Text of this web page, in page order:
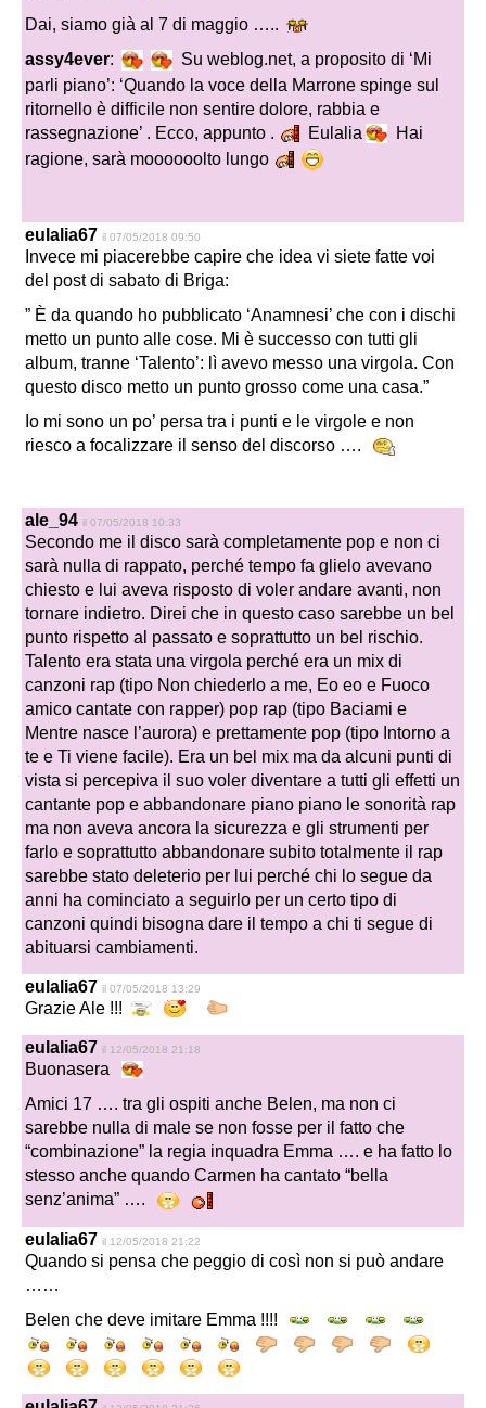
Dai, siamo già al 7 di maggio …..
assy4ever:
Su weblog.net, a proposito di ‘Mi
parli piano’: ‘Quando la voce della Marrone spinge sul
ritornello è difficile non sentire dolore, rabbia e
rassegnazione’ . Ecco, appunto .
Eulalia
Hai
ragione, sarà moooooolto lungo
eulalia67 il 07/05/2018 09:50
Invece mi piacerebbe capire che idea vi siete fatte voi
del post di sabato di Briga:
” È da quando ho pubblicato ‘Anamnesi’ che con i dischi
metto un punto alle cose. Mi è successo con tutti gli
album, tranne ‘Talento’: lì avevo messo una virgola. Con
questo disco metto un punto grosso come una casa.”
Io mi sono un po’ persa tra i punti e le virgole e non
riesco a focalizzare il senso del discorso ….
ale_94 il 07/05/2018 10:33
Secondo me il disco sarà completamente pop e non ci
sarà nulla di rappato, perché tempo fa glielo avevano
chiesto e lui aveva risposto di voler andare avanti, non
tornare indietro. Direi che in questo caso sarebbe un bel
punto rispetto al passato e soprattutto un bel rischio.
Talento era stata una virgola perché era un mix di
canzoni rap (tipo Non chiederlo a me, Eo eo e Fuoco
amico cantate con rapper) pop rap (tipo Baciami e
Mentre nasce l’aurora) e prettamente pop (tipo Intorno a
te e Ti viene facile). Era un bel mix ma da alcuni punti di
vista si percepiva il suo voler diventare a tutti gli effetti un
cantante pop e abbandonare piano piano le sonorità rap
ma non aveva ancora la sicurezza e gli strumenti per
farlo e soprattutto abbandonare subito totalmente il rap
sarebbe stato deleterio per lui perché chi lo segue da
anni ha cominciato a seguirlo per un certo tipo di
canzoni quindi bisogna dare il tempo a chi ti segue di
abituarsi cambiamenti.
eulalia67 il 07/05/2018 13:29
Grazie Ale !!!
eulalia67 il 12/05/2018 21:18
Buonasera
Amici 17 …. tra gli ospiti anche Belen, ma non ci
sarebbe nulla di male se non fosse per il fatto che
“combinazione” la regia inquadra Emma …. e ha fatto lo
stesso anche quando Carmen ha cantato “bella
senz’anima” ….
eulalia67 il 12/05/2018 21:22
Quando si pensa che peggio di così non si può andare
……
Belen che deve imitare Emma !!!!